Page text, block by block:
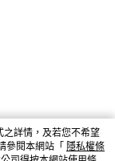
之詳情，及若您不希望
參閱本網站「 隱私權條